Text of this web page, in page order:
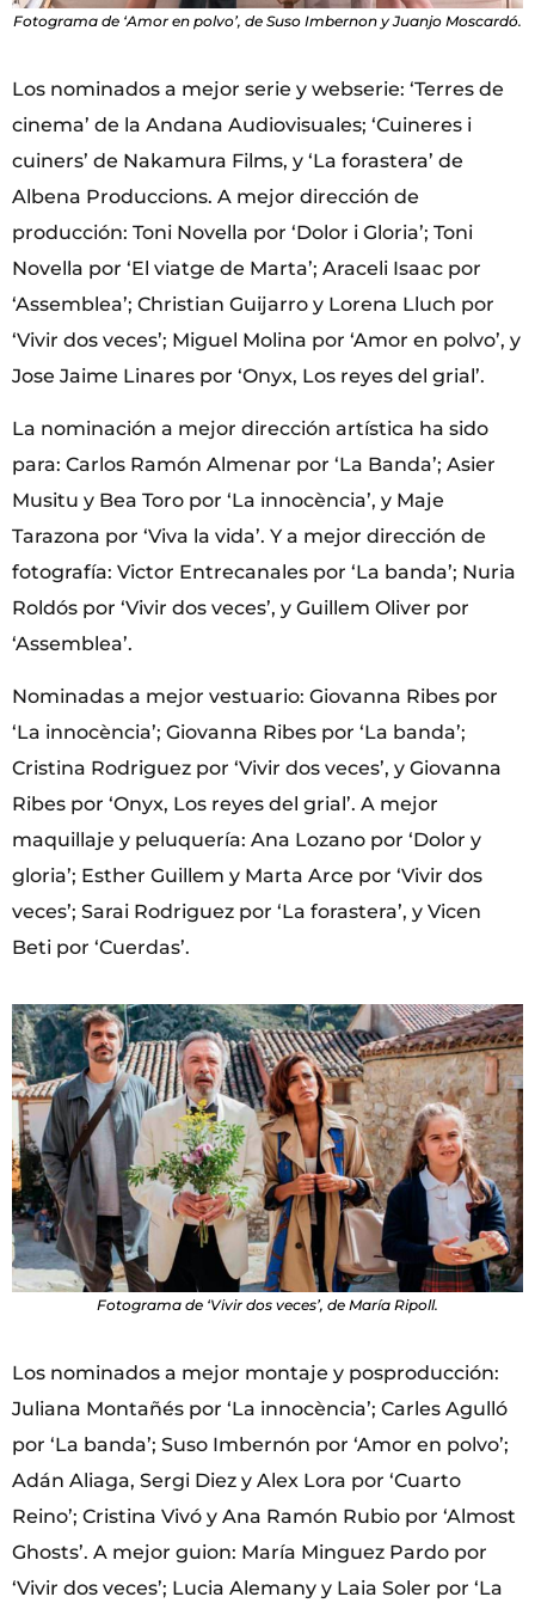
Fotograma de ‘Amor en polvo’, de Suso Imbernon y Juanjo Moscardó.
Los nominados a mejor serie y webserie: ‘Terres de
cinema’ de la Andana Audiovisuales; ‘Cuineres i
cuiners’ de Nakamura Films, y ‘La forastera’ de
Albena Produccions. A mejor dirección de
producción: Toni Novella por ‘Dolor i Gloria’; Toni
Novella por ‘El viatge de Marta’; Araceli Isaac por
‘Assemblea’; Christian Guijarro y Lorena Lluch por
‘Vivir dos veces’; Miguel Molina por ‘Amor en polvo’, y
Jose Jaime Linares por ‘Onyx, Los reyes del grial’.
La nominación a mejor dirección artística ha sido
para: Carlos Ramón Almenar por ‘La Banda’; Asier
Musitu y Bea Toro por ‘La innocència’, y Maje
Tarazona por ‘Viva la vida’. Y a mejor dirección de
fotografía: Victor Entrecanales por ‘La banda’; Nuria
Roldós por ‘Vivir dos veces’, y Guillem Oliver por
‘Assemblea’.
Nominadas a mejor vestuario: Giovanna Ribes por
‘La innocència’; Giovanna Ribes por ‘La banda’;
Cristina Rodriguez por ‘Vivir dos veces’, y Giovanna
Ribes por ‘Onyx, Los reyes del grial’. A mejor
maquillaje y peluquería: Ana Lozano por ‘Dolor y
gloria’; Esther Guillem y Marta Arce por ‘Vivir dos
veces’; Sarai Rodriguez por ‘La forastera’, y Vicen
Beti por ‘Cuerdas’.
Fotograma de ‘Vivir dos veces’, de María Ripoll.
Los nominados a mejor montaje y posproducción:
Juliana Montañés por ‘La innocència’; Carles Agulló
por ‘La banda’; Suso Imbernón por ‘Amor en polvo’;
Adán Aliaga, Sergi Diez y Alex Lora por ‘Cuarto
Reino’; Cristina Vivó y Ana Ramón Rubio por ‘Almost
Ghosts’. A mejor guion: María Minguez Pardo por
‘Vivir dos veces’; Lucia Alemany y Laia Soler por ‘La